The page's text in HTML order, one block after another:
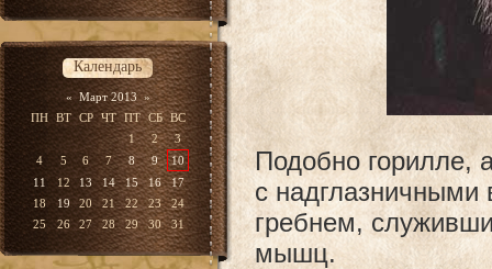
Календарь
« Март 2013 »
ПН ВТ СР ЧТ ПТ СБ ВС
1
2
3
4
5 6 7 8 9
10
11
12 13 14 15 16
17
18
19 20 21 22 23
24
25
26 27 28 29 30 31
Подобно горилле,
с
гребнем,
мышц.